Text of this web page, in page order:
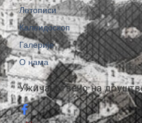
Ужичанствено на
Летописи
Калеидоскоп
Галерије
О нама